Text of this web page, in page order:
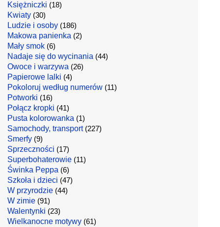
Księżniczki (18)
Kwiaty (30)
Ludzie i osoby (186)
Makowa panienka (2)
Mały smok (6)
Nadaje się do wycinania (44)
Owoce i warzywa (26)
Papierowe lalki (4)
Pokoloruj według numerów (11)
Potworki (16)
Połącz kropki (41)
Pusta kolorowanka (1)
Samochody, transport(227)
Smerfy (9)
Sprzeczności (17)
Superbohaterowie (11)
Świnka Peppa (6)
Szkoła i dzieci (47)
W przyrodzie (44)
W zimie (91)
Walentynki (23)
Wielkanocne motywy (61)